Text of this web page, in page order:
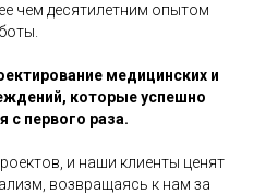
чем десятилетним опытом
медицинских и
которые успешно
с первого раза.
и наши клиенты ценят
возвращаясь к нам за